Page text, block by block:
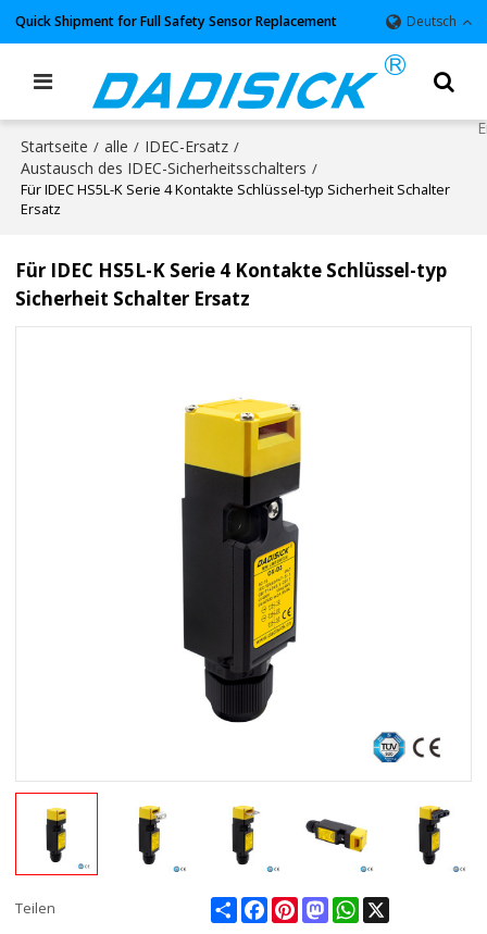
Quick Shipment for Full Safety Sensor Replacement Deutsch
Startseite / alle / IDEC-Ersatz /
Austausch des IDEC-Sicherheitsschalters /
Für IDEC HS5L-K Serie 4 Kontakte Schlüssel-typ Sicherheit Schalter
Ersatz
Für IDEC HS5L-K Serie 4 Kontakte Schlüssel-typ
Sicherheit Schalter Ersatz
Teilen ShareFacebookPinterestMastodonWhatsApp